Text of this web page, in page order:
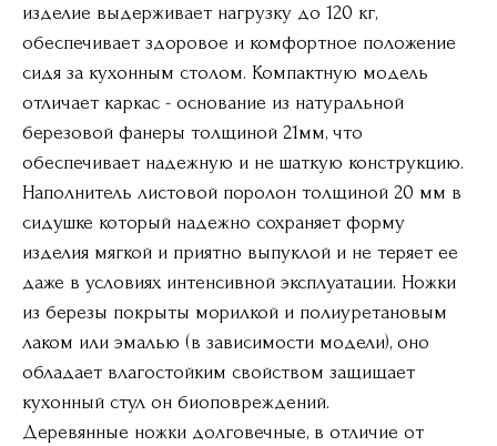
изделие выдерживает нагрузку до 120 кг,
обеспечивает здоровое и комфортное положение
сидя за кухонным столом. Компактную модель
отличает каркас - основание из натуральной
березовой фанеры толщиной 21мм, что
обеспечивает надежную и не шаткую конструкцию.
Наполнитель листовой поролон толщиной 20 мм в
сидушке который надежно сохраняет форму
изделия мягкой и приятно выпуклой и не теряет ее
даже в условиях интенсивной эксплуатации. Ножки
из березы покрыты морилкой и полиуретановым
лаком или эмалью (в зависимости модели), оно
обладает влагостойким свойством защищает
кухонный стул он биоповреждений.
Деревянные ножки долговечные, в отличие от